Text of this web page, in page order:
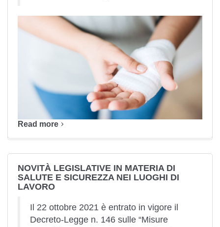
Read more
NOVITÀ LEGISLATIVE IN MATERIA DI
SALUTE E SICUREZZA NEI LUOGHI DI
LAVORO
Il 22 ottobre 2021 è entrato in vigore il
Decreto-Legge n. 146 sulle “Misure